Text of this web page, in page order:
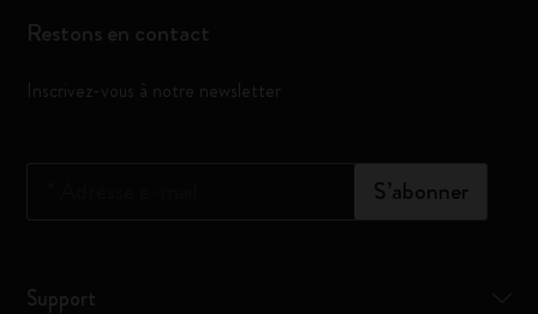
Restons en contact
Inscrivez-vous à notre newsletter
S’abonner
Support